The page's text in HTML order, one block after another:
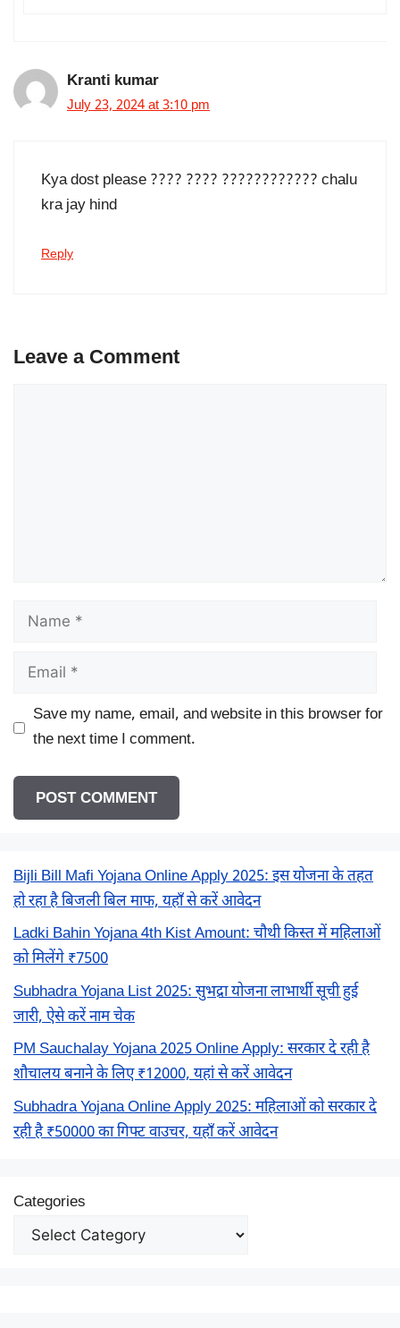
Kranti kumar
July 23, 2024 at 3:10 pm
Kya dost please ???? ???? ???????????? chalu
kra jay hind
Reply
Leave a Comment
Name
Email
Save my name, email, and website in this browser for
the next time I comment.
Bijli Bill Mafi Yojana Online Apply 2025: इस योजना के तहत
हो रहा है बिजली बिल माफ, यहाँ से करें आवेदन
Ladki Bahin Yojana 4th Kist Amount: चौथी किस्त में महिलाओं
को मिलेंगे ₹7500
Subhadra Yojana List 2025: सुभद्रा योजना लाभार्थी सूची हुई
जारी, ऐसे करें नाम चेक
PM Sauchalay Yojana 2025 Online Apply: सरकार दे रही है
शौचालय बनाने के लिए ₹12000, यहां से करें आवेदन
Subhadra Yojana Online Apply 2025: महिलाओं को सरकार दे
रही है ₹50000 का गिफ्ट वाउचर, यहाँ करें आवेदन
Categories